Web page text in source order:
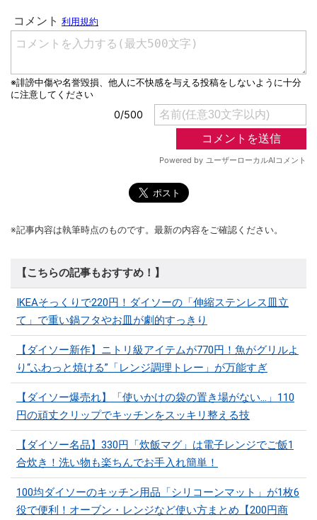
※記事内容は執筆時点のものです。最新の内容をご確認ください。
【こちらの記事もおすすめ！】
IKEAそっくりで220円！ダイソーの「伸縮ステンレス皿立
て」で重い鍋フタやお皿が劇的すっきり
【ダイソー新作】ニトリ級アイテムが770円！魚がグリルよ
り“ふわっと焼ける”「レンジ調理トレー」が万能すぎ
【ダイソー爆売れ】「使いかけの袋の置き場がない…」110
円の頑丈クリップでキッチンをスッキリ整える技
【ダイソー名品】330円「炊飯マグ」は電子レンジでご飯1
合炊き！洗い物も楽ちんでお手入れ簡単！
100均ダイソーのキッチン用品「シリコーンマット」​​が1枚6
役で便利！オーブン・レンジなど使い方まとめ【200円商